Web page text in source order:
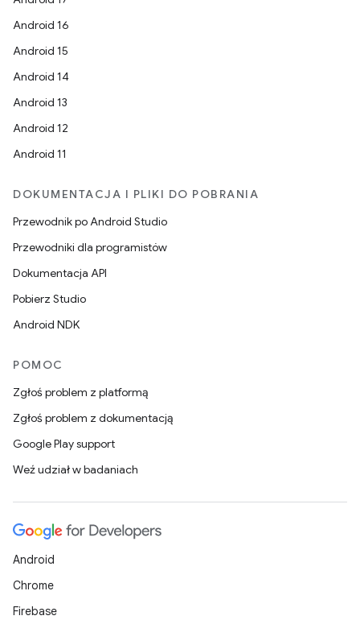
Android 16
Android 15
Android 14
Android 13
Android 12
Android 11
DOKUMENTACJA I PLIKI DO POBRANIA
Przewodnik po Android Studio
Przewodniki dla programistów
Dokumentacja API
Pobierz Studio
Android NDK
POMOC
Zgłoś problem z platformą
Zgłoś problem z dokumentacją
Google Play support
Weź udział w badaniach
Android
Chrome
Firebase